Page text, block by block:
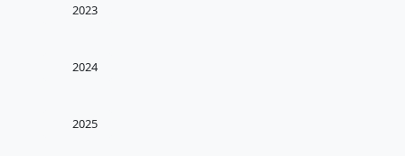
2023
2024
2025